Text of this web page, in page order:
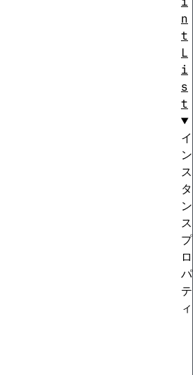
n
t
L
i
s
t
イ
ン
ス
タ
ン
ス
プ
ロ
パ
テ
ィ